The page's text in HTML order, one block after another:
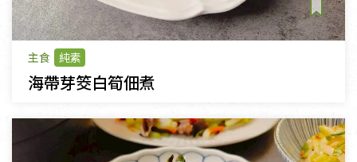
主食 純素
海帶芽筊白筍佃煮